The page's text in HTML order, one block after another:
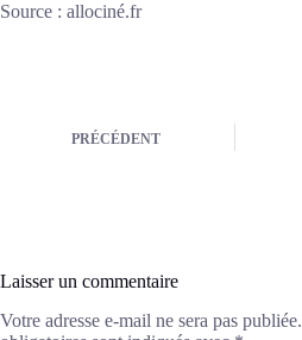
Source : allociné.fr
PRÉCÉDENT
Laisser un commentaire
Votre adresse e-mail ne sera pas publiée.